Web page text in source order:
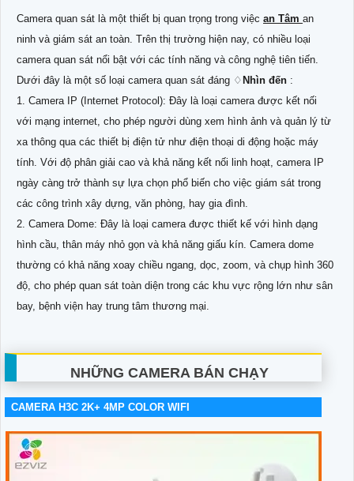
Camera quan sát là một thiết bị quan trọng trong việc an Tâm an
ninh và giám sát an toàn. Trên thị trường hiện nay, có nhiều loại
camera quan sát nổi bật với các tính năng và công nghệ tiên tiến.
Dưới đây là một số loại camera quan sát đáng ♢ Nhìn đến :
1. Camera IP (Internet Protocol): Đây là loại camera được kết nối
với mạng internet, cho phép người dùng xem hình ảnh và quản lý từ
xa thông qua các thiết bị điện tử như điện thoại di động hoặc máy
tính. Với độ phân giải cao và khả năng kết nối linh hoạt, camera IP
ngày càng trở thành sự lựa chọn phổ biến cho việc giám sát trong
các công trình xây dựng, văn phòng, hay gia đình.
2. Camera Dome: Đây là loại camera được thiết kế với hình dạng
hình cầu, thân máy nhỏ gọn và khả năng giấu kín. Camera dome
thường có khả năng xoay chiều ngang, dọc, zoom, và chụp hình 360
độ, cho phép quan sát toàn diện trong các khu vực rộng lớn như sân
bay, bệnh viện hay trung tâm thương mại.
NHỮNG CAMERA BÁN CHẠY
CAMERA H3C 2K+ 4MP COLOR WIFI